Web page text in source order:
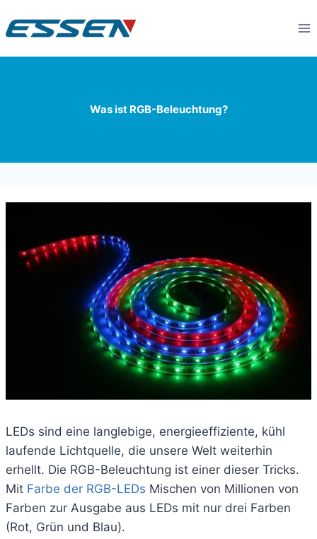
Was ist RGB-Beleuchtung?
LEDs sind eine langlebige, energieeffiziente, kühl
laufende Lichtquelle, die unsere Welt weiterhin
erhellt. Die RGB-Beleuchtung ist einer dieser Tricks.
Mit Farbe der RGB-LEDs Mischen von Millionen von
Farben zur Ausgabe aus LEDs mit nur drei Farben
(Rot, Grün und Blau).